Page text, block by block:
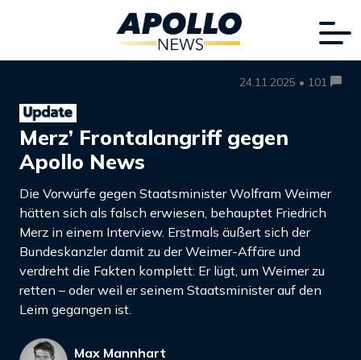
24.11.2025 • 101
Merz’ Frontalangriff gegen
Apollo News
Die Vorwürfe gegen Staatsminister Wolfram Weimer
hätten sich als falsch erwiesen, behauptet Friedrich
Merz in einem Interview. Erstmals äußert sich der
Bundeskanzler damit zu der Weimer-Affäre und
verdreht die Fakten komplett: Er lügt, um Weimer zu
retten – oder weil er seinem Staatsminister auf den
Leim gegangen ist.
Max Mannhart